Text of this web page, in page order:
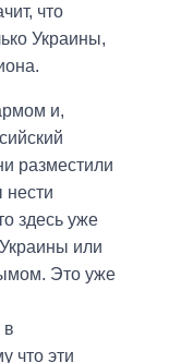
что
Украины,
и,
разместили
нести
здесь уже
или
Это уже
в
что эти